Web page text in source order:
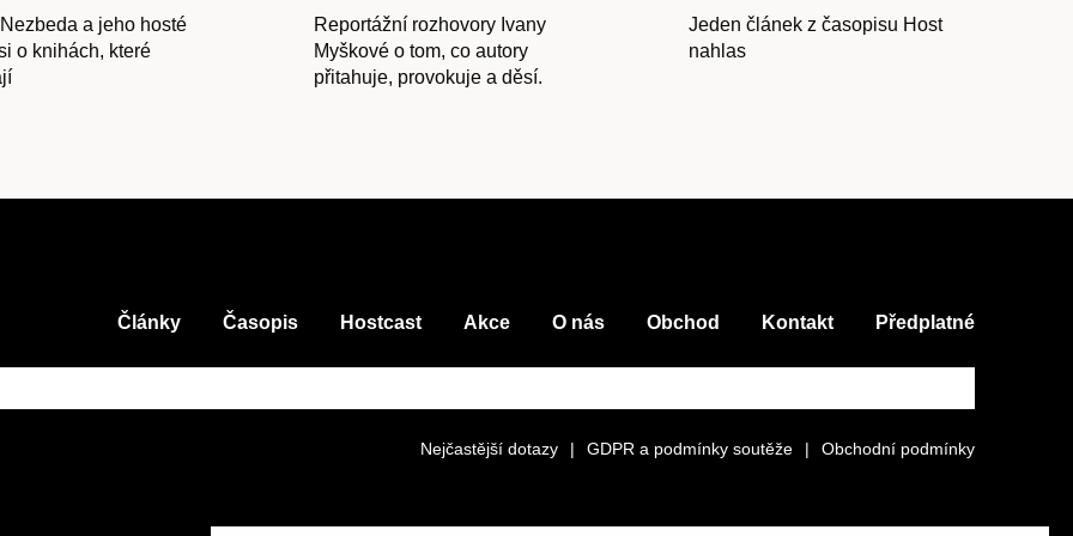
Obchod
a jeho hosté
o knihách, které
Reportážní rozhovory Ivany
Myškové o tom, co autory
přitahuje, provokuje a děsí.
Jeden článek z časopisu Host
nahlas
Články Časopis Hostcast Akce O nás Obchod Kontakt Předplatné
Nejčastější dotazy | GDPR a podmínky soutěže | Obchodní podmínky